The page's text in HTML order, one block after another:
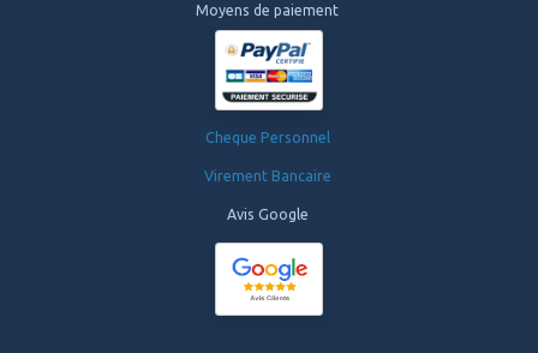
Moyens de paiement
Cheque Personnel
Virement Bancaire
Avis Google